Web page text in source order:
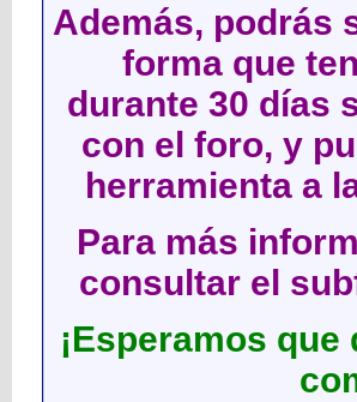
Además, podrás
forma que
durante 30 días
con el foro, y
herramienta a
Para más
consultar el
¡Esperamos